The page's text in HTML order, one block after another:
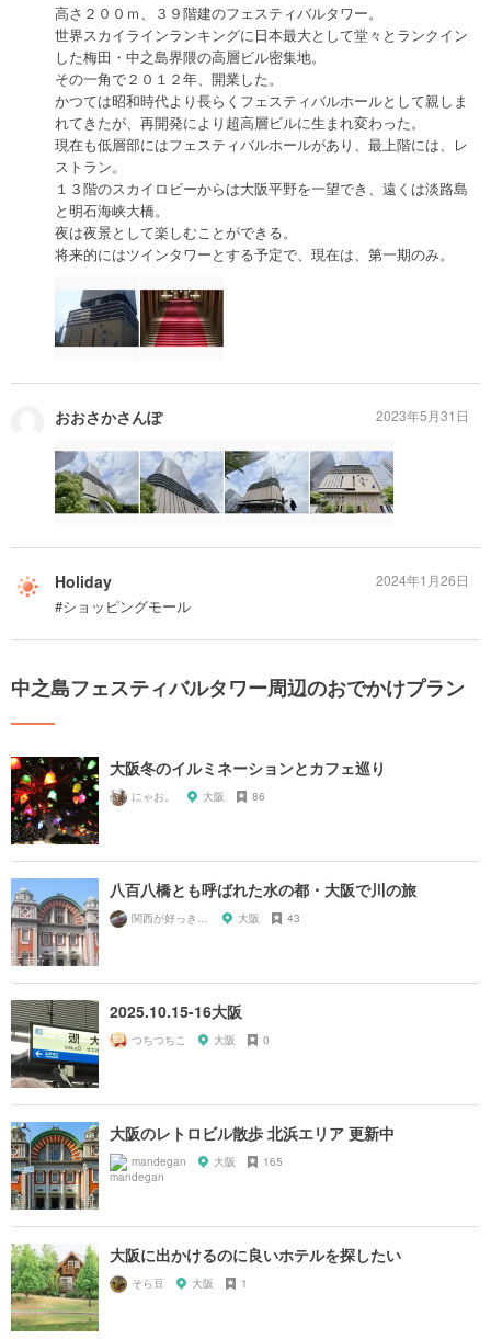
高さ２００ｍ、３９階建のフェスティバルタワー。
世界スカイラインランキングに日本最大として堂々とランクイン
した梅田・中之島界隈の高層ビル密集地。
その一角で２０１２年、開業した。
かつては昭和時代より長らくフェスティバルホールとして親しま
れてきたが、再開発により超高層ビルに生まれ変わった。
現在も低層部にはフェスティバルホールがあり、最上階には、レ
ストラン。
１３階のスカイロビーからは大阪平野を一望でき、遠くは淡路島
と明石海峡大橋。
夜は夜景として楽しむことができる。
将来的にはツインタワーとする予定で、現在は、第一期のみ。
おおさかさんぽ 2023年5月31日
Holiday
#ショッピングモール
2024年1月26日
中之島フェスティバルタワー周辺のおでかけプラン
大阪冬のイルミネーションとカフェ巡り
にゃお。 大阪 86
八百八橋とも呼ばれた水の都・大阪で川の旅
関西が好っきゃねん 大阪 43
2025.10.15-16大阪
つちつちこ 大阪 0
大阪のレトロビル散歩 北浜エリア 更新中
mandegan 大阪 165
大阪に出かけるのに良いホテルを探したい
そら豆 大阪 1